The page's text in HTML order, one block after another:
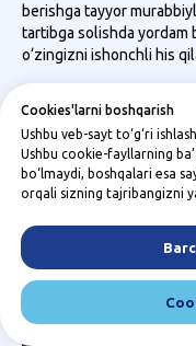
berishga tayyor
tartibga solishda yordam
o‘zingizni ishonchli his
Cookies'larni boshqarish
Ushbu veb-sayt to‘g‘ri
Ushbu cookie-fayllarning
bo‘lmaydi, boshqalari esa
orqali sizning tajribangizni